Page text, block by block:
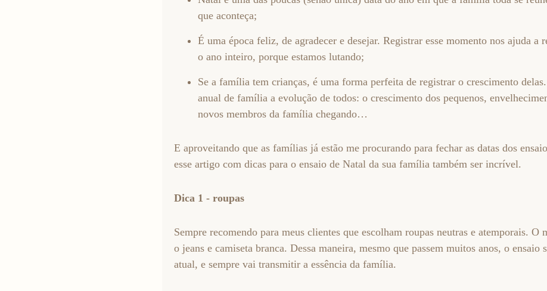
que aconteça;
É uma época feliz, de agradecer e desejar. Registrar esse momento nos ajuda a
o ano inteiro, porque estamos lutando;
Se a família tem crianças, é uma forma perfeita de registrar o crescimento
anual de família a evolução de todos: o crescimento dos pequenos,
novos membros da família chegando…
E aproveitando que as famílias já estão me procurando para fechar as datas dos
esse artigo com dicas para o ensaio de Natal da sua família também ser incrível.
Dica 1 - roupas
Sempre recomendo para meus clientes que escolham roupas neutras e atemporais. O
o jeans e camiseta branca. Dessa maneira, mesmo que passem muitos anos, o ensaio
atual, e sempre vai transmitir a essência da família.